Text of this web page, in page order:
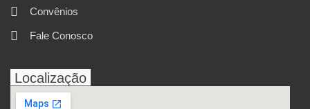
Convênios
Fale Conosco
Localização